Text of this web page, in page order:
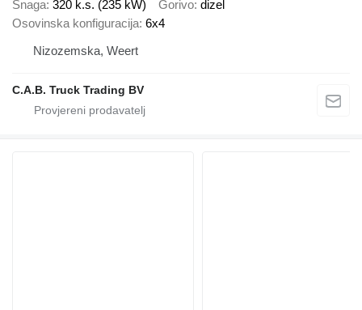
Snaga 320 k.s. (235 kW) Gorivo dizel
Osovinska konfiguracija 6x4
Nizozemska, Weert
C.A.B. Truck Trading BV